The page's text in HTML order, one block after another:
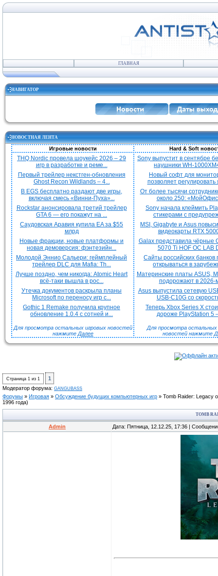
ГЛАВНАЯ
НАВИГАТОР
НОВОСТНАЯ ЛЕНТА
Игровые новости Hard & Soft
THQ Nordic провела шоукейс 2026 – 29
игр в разработке и реме...
Первый трейлер некстген-обновления
Ghost Recon Wildlands – 4...
В EGS бесплатно раздают две игры,
включая смесь «Винни-Пуха»...
Rockstar анонсировала третий трейлер
GTA 6 — его покажут на ...
Саудовская Аравия купила EA за $55
млрд
Новые фракции, новые платформы и
новая демоверсия: фэнтезийн...
Молодой Эннио Сальери: геймплейный
трейлер DLC для Mafia: Th...
Лучше поздно, чем никогда: Atomic Heart
всё-таки вышла в рос...
Утечка документов раскрыла планы
Microsoft по переносу игр с...
Gothic 1 Remake получила крупное
обновление 1.0.4 с сотней и...
Для просмотра остальных игровых новостей
нажмите Далее
Sony выпустит в сентябре
наушники WH-
Новый софт для
позволяет регулировать
От более тысячи
около 250:
Sony начала клеймить
стикерами с
MSI, Gigabyte и Asus
видеокарты RTX
Galax представила чёрные
5070 Ti HOF OC LAB
Сайты российских банков
открываться в
Материнские платы ASUS,
подорожают в
Asus выпустила сетевую
USB-C10G со
Теперь Xbox Series X
дороже PlayStation 5
Для просмотра остальных
новостей нажмите
Страница 1 из 1
1
Модератор форума: GANGUBASS
Форумы » Игровая » Обсуждение будущих компьютерных игр » Tomb Raider: Legacy
1996 года)
TOMB
Admin Дата: Пятница, 12.12.25, 17:36 |